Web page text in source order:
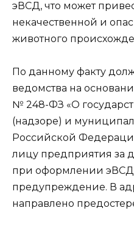
эВСД, что может
некачественной и
животного
По данному факту
ведомства на
№ 248-ФЗ «О
(надзоре) и
Российской
лицу предприятия за
при оформлении эВСД
предупреждение. В
направлено